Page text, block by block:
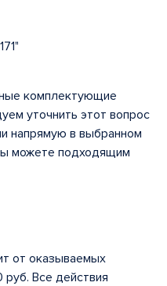
комплектующие
уточнить этот вопрос
напрямую в выбранном
можете подходящим
от оказываемых
Все действия